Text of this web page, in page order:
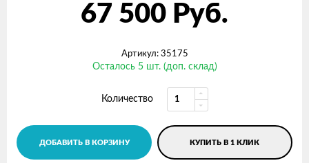
67 500 Руб.
Артикул: 35175
Осталось 5 шт. (доп. склад)
Количество
ДОБАВИТЬ В КОРЗИНУ КУПИТЬ В 1 КЛИК